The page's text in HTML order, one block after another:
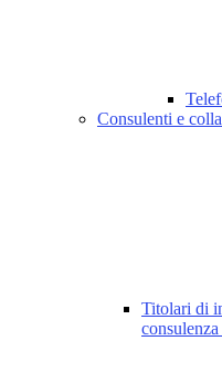
Consulenti e
Titolari di
consulenza